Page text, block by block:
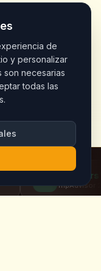
TripAdvisor2020
de
y personalizar
son necesarias
todas las